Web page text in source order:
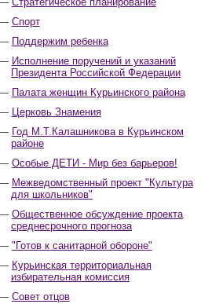
Спорт
Поддержим ребенка
Исполнение поручений и указаний
Президента Российской Федерации
Палата женщин Курьинского района
Церковь Знамения
Год М.Т.Калашникова в Курьинском
районе
Особые ДЕТИ - Мир без барьеров!
Межведомственный проект "Культура
для школьников"
Общественное обсуждение проекта
среднесрочного прогноза
"Готов к санитарной обороне"
Курьинская территориальная
избирательная комиссия
Совет отцов